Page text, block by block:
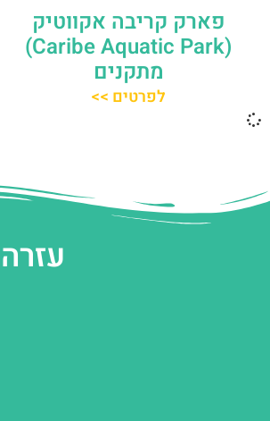
פארק קריבה אקווטיק
(Caribe Aquatic Park)
מתקנים
לפרטים >>